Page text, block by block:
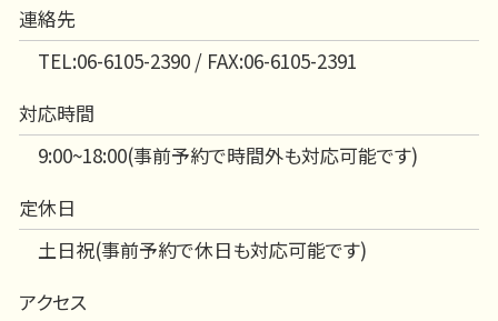
連絡先
TEL:06-6105-2390 / FAX:06-6105-2391
対応時間
9:00~18:00(事前予約で時間外も対応可能です)
定休日
土日祝(事前予約で休日も対応可能です)
アクセス